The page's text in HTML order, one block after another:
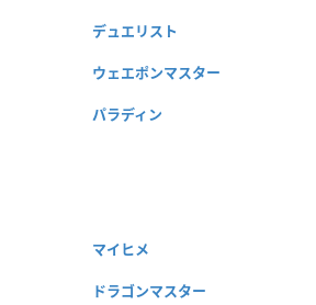
デュエリスト
ウェエポンマスター
パラディン
マイヒメ
ドラゴンマスター